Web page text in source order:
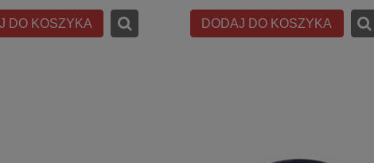
DO KOSZYKA DODAJ DO KOSZYKA